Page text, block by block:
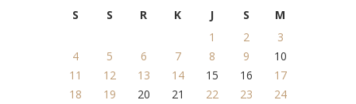
S
S R K J S
M
1
2
3
4
5 6 7 8 9
10
11
12 13 14 15 16
17
18
19 20 21 22 23
24